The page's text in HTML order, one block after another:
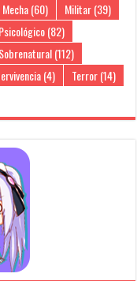
Mecha(60) Militar(39)
Psicológico(82)
Sobrenatural(112)
(4) Terror(14)